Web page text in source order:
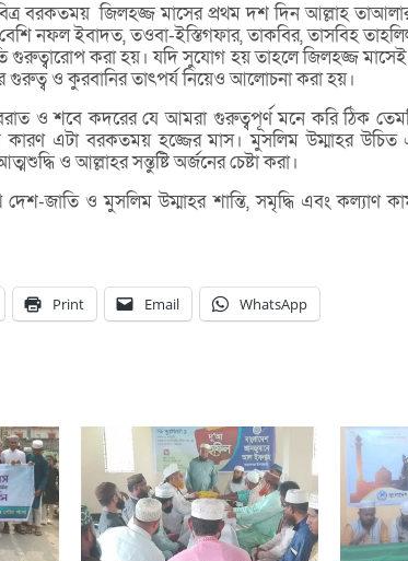
বরকতময় জিলহজ্জ মাসের প্রথম দশ দিন আল্লাহ
নফল ইবাদত, তওবা-ইস্তিগফার, তাকবির, তাসবিহ
গুরুত্বারোপ করা হয়। যদি সুযোগ হয় তাহলে জিলহজ্জ
ও কুরবানির তাৎপর্য নিয়েও আলোচনা করা হয়।
ও শবে কদরের যে আমরা গুরুত্বপূর্ণ মনে করি ঠিক
এটা বরকতময় হজ্জের মাস। মুসলিম উম্মাহর
ও আল্লাহর সন্তুষ্টি অর্জনের চেষ্টা করা।
দেশ-জাতি ও মুসলিম উম্মাহর শান্তি, সমৃদ্ধি এবং কল্যাণ
Print Email WhatsApp